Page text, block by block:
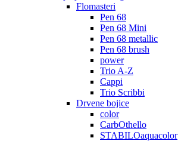
Flomasteri
Pen 68
Pen 68 Mini
Pen 68 metallic
Pen 68 brush
power
Trio A-Z
Cappi
Trio Scribbi
Drvene bojice
color
CarbOthello
STABILOaquacolor